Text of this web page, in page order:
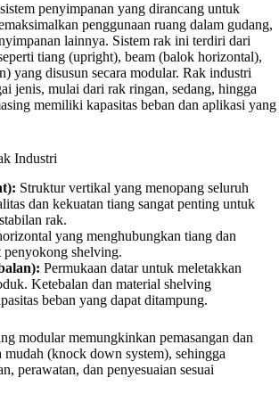
penyimpanan yang dirancang untuk
penggunaan ruang dalam gudang,
lainnya. Sistem rak ini terdiri dari
tiang (upright), beam (balok horizontal),
yang disusun secara modular. Rak industri
jenis, mulai dari rak ringan, sedang, hingga
memiliki kapasitas beban dan aplikasi yang
Industri
Struktur vertikal yang menopang seluruh
dan kekuatan tiang sangat penting untuk
rak.
yang menghubungkan tiang dan
penyokong shelving.
Permukaan datar untuk meletakkan
Ketebalan dan material shelving
beban yang dapat ditampung.
modular memungkinkan pemasangan dan
mudah (knock down system), sehingga
perawatan, dan penyesuaian sesuai